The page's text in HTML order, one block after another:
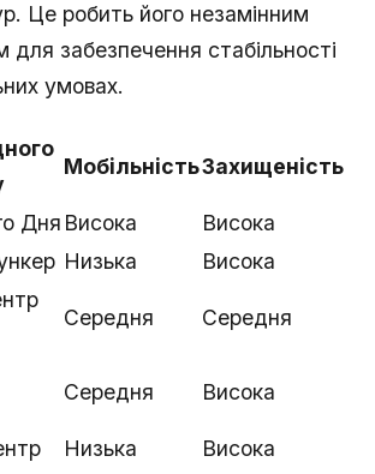
Це робить його незамінним
для забезпечення стабільності
умовах.
МобільністьЗахищеність
Дня Висока
Висока
Низька
Висока
Середня Середня
Середня Висока
Низька Висока